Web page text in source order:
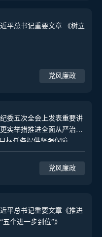
平总书记重要文章 《树立
党风廉政
委五次全会上发表重要讲
实举措推进全面从严治党
标任务提供坚强保障
党风廉政
平总书记重要文章《推进
个进一步到位”》